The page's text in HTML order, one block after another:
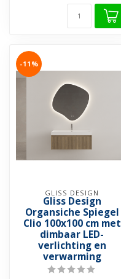
-11%
GLISS DESIGN
Gliss Design
Organsiche Spiegel
Clio 100x100 cm met
dimbaar LED-
verlichting en
verwarming